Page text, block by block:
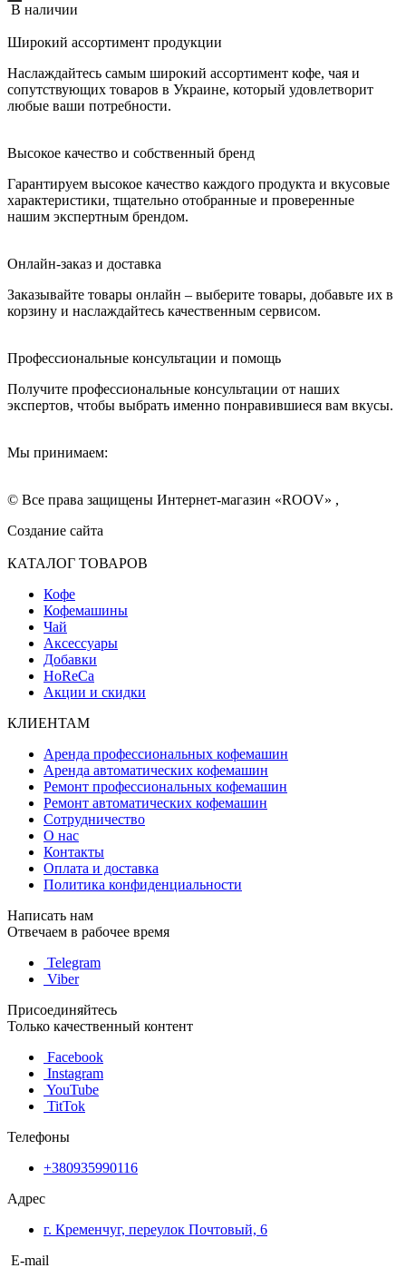
В наличии
Широкий ассортимент продукции
Наслаждайтесь самым широкий ассортимент кофе, чая и
сопутствующих товаров в Украине, который удовлетворит
любые ваши потребности.
Высокое качество и собственный бренд
Гарантируем высокое качество каждого продукта и вкусовые
характеристики, тщательно отобранные и проверенные
нашим экспертным брендом.
Онлайн-заказ и доставка
Заказывайте товары онлайн – выберите товары, добавьте их в
корзину и наслаждайтесь качественным сервисом.
Профессиональные консультации и помощь
Получите профессиональные консультации от наших
экспертов, чтобы выбрать именно понравившиеся вам вкусы.
Мы принимаем:
© Все права защищены Интернет-магазин «ROOV» ,
Создание сайта
КАТАЛОГ ТОВАРОВ
Кофе
Кофемашины
Чай
Аксессуары
Добавки
HoReCa
Акции и скидки
КЛИЕНТАМ
Аренда профессиональных кофемашин
Аренда автоматических кофемашин
Ремонт профессиональных кофемашин
Ремонт автоматических кофемашин
Сотрудничество
О нас
Контакты
Оплата и доставка
Политика конфиденциальности
Написать нам
Отвечаем в рабочее время
Telegram
Viber
Присоединяйтесь
Только качественный контент
Facebook
Instagram
YouTube
TitTok
Телефоны
+380935990116
Адрес
г. Кременчуг, переулок Почтовый, 6
E-mail